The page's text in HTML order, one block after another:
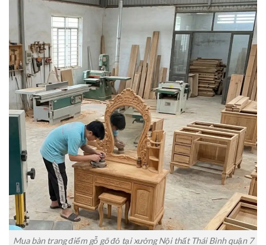
Mua bàn trang điểm gỗ gõ đỏ tại xưởng Nội thất Thái Bình quận 7